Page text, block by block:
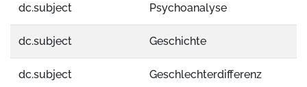
dc.subject Psychoanalyse
dc.subject Geschichte
dc.subject Geschlechterdifferenz